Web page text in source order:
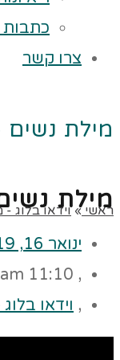
כתבות
צרו קשר
מילת
ראשי » וידאו בלוגמילת
ינואר 16, 2019
,
11:10 am
, וידאו